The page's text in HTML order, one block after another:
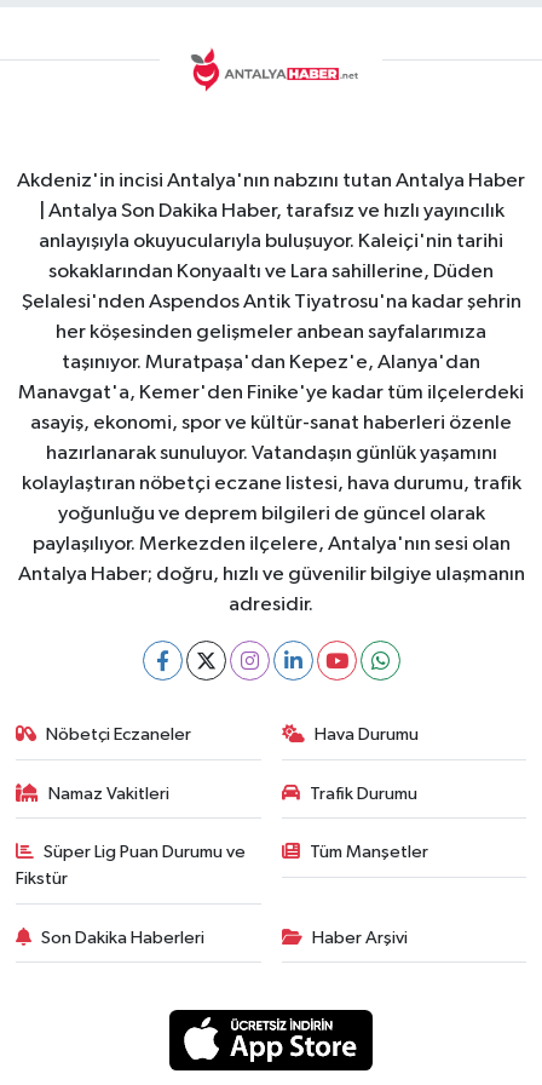
Akdeniz'in incisi Antalya'nın nabzını tutan Antalya Haber
| Antalya Son Dakika Haber, tarafsız ve hızlı yayıncılık
anlayışıyla okuyucularıyla buluşuyor. Kaleiçi'nin tarihi
sokaklarından Konyaaltı ve Lara sahillerine, Düden
Şelalesi'nden Aspendos Antik Tiyatrosu'na kadar şehrin
her köşesinden gelişmeler anbean sayfalarımıza
taşınıyor. Muratpaşa'dan Kepez'e, Alanya'dan
Manavgat'a, Kemer'den Finike'ye kadar tüm ilçelerdeki
asayiş, ekonomi, spor ve kültür-sanat haberleri özenle
hazırlanarak sunuluyor. Vatandaşın günlük yaşamını
kolaylaştıran nöbetçi eczane listesi, hava durumu, trafik
yoğunluğu ve deprem bilgileri de güncel olarak
paylaşılıyor. Merkezden ilçelere, Antalya'nın sesi olan
Antalya Haber; doğru, hızlı ve güvenilir bilgiye ulaşmanın
adresidir.
Nöbetçi Eczaneler Hava Durumu
Namaz Vakitleri Trafik Durumu
Süper Lig Puan Durumu ve
Fikstür
Tüm Manşetler
Son Dakika Haberleri Haber Arşivi